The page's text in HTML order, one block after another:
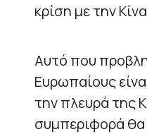
κρίση με την
Αυτό που
Ευρωπαίους
την πλευρά της
συμπεριφορά θα